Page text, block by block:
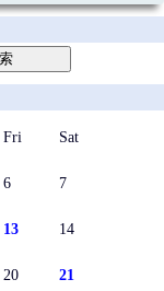
Fri Sat
6 7
13 14
20 21